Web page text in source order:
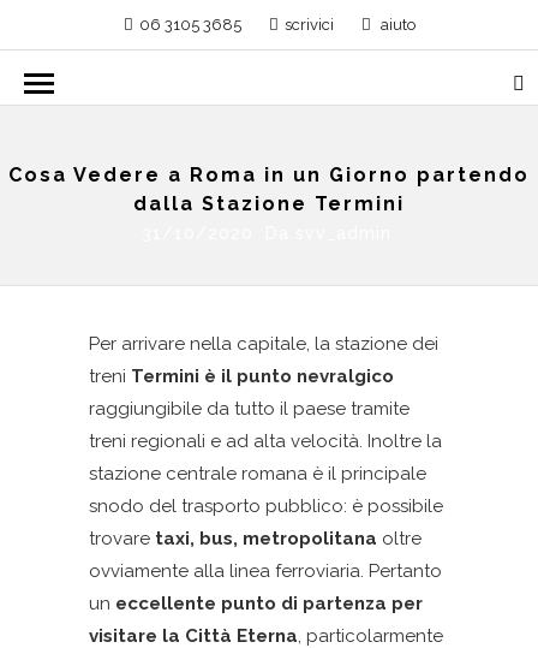
06 3105 3685 scrivici aiuto
Cosa Vedere a Roma in un Giorno partendo
dalla Stazione Termini
Per arrivare nella capitale, la stazione dei
treni Termini è il punto nevralgico
raggiungibile da tutto il paese tramite
treni regionali e ad alta velocità. Inoltre la
stazione centrale romana è il principale
snodo del trasporto pubblico: è possibile
trovare taxi, bus, metropolitana oltre
ovviamente alla linea ferroviaria. Pertanto
un eccellente punto di partenza per
visitare la Città Eterna, particolarmente